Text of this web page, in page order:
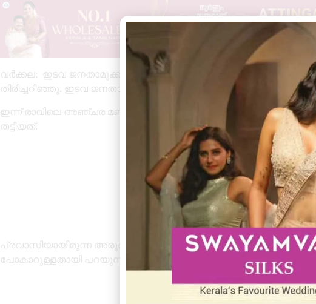
വർക്കല: ഇടവ ജനതാമുക്ക് റെയിൽവേ ഗേറ്റിന് സമീപം ട്രെയിൻ തട്ടി
തിരിച്ചറിഞ്ഞു. ഇടവ ജനതാമുക്ക്‌ ദീപം വീട്ടിൽ അരുൺ (45) ആണ്
ഇന്ന് രാവിലെ അഞ്ചര മണിയോടെയാണ് സംഭവം.
തട്ടിയത്.
പ്രവാസിയായിരുന്ന അരുൺ രണ്ടുവർഷമായി നാട്ടിലുണ്ട്. രാവിലെ
പോകാറുള്ളതായി പറയുന്നു. വിവാഹിതനാണ്. ഒരു മകളുണ്ട്.